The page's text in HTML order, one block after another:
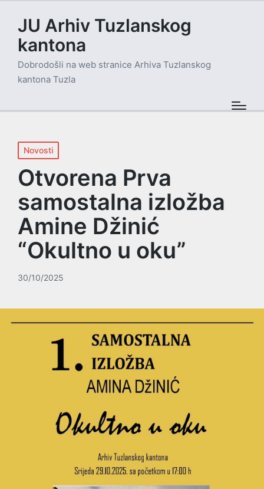
JU Arhiv Tuzlanskog
kantona
Dobrodošli na web stranice Arhiva Tuzlanskog
kantona Tuzla
Posted
in
Novosti
Otvorena Prva
samostalna izložba
Amine Džinić
“Okultno u oku”
30/10/2025